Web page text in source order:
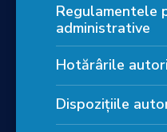
Regulamentele
administrative
Hotărârile
Dispozițiile